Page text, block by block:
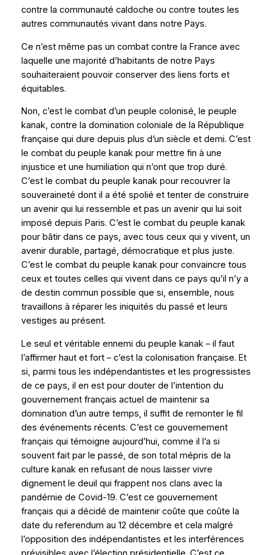
contre la communauté caldoche ou contre toutes les
autres communautés vivant dans notre Pays.
Ce n’est même pas un combat contre la France avec
laquelle une majorité d’habitants de notre Pays
souhaiteraient pouvoir conserver des liens forts et
équitables.
Non, c’est le combat d’un peuple colonisé, le peuple
kanak, contre la domination coloniale de la République
française qui dure depuis plus d’un siècle et demi. C’est
le combat du peuple kanak pour mettre fin à une
injustice et une humiliation qui n’ont que trop duré.
C’est le combat du peuple kanak pour recouvrer la
souveraineté dont il a été spolié et tenter de construire
un avenir qui lui ressemble et pas un avenir qui lui soit
imposé depuis Paris. C’est le combat du peuple kanak
pour bâtir dans ce pays, avec tous ceux qui y vivent, un
avenir durable, partagé, démocratique et plus juste.
C’est le combat du peuple kanak pour convaincre tous
ceux et toutes celles qui vivent dans ce pays qu’il n’y a
de destin commun possible que si, ensemble, nous
travaillons à réparer les iniquités du passé et leurs
vestiges au présent.
Le seul et véritable ennemi du peuple kanak – il faut
l’affirmer haut et fort – c’est la colonisation française. Et
si, parmi tous les indépendantistes et les progressistes
de ce pays, il en est pour douter de l’intention du
gouvernement français actuel de maintenir sa
domination d’un autre temps, il suffit de remonter le fil
des événements récents. C’est ce gouvernement
français qui témoigne aujourd’hui, comme il l’a si
souvent fait par le passé, de son total mépris de la
culture kanak en refusant de nous laisser vivre
dignement le deuil qui frappent nos clans avec la
pandémie de Covid-19. C’est ce gouvernement
français qui a décidé de maintenir coûte que coûte la
date du referendum au 12 décembre et cela malgré
l’opposition des indépendantistes et les interférences